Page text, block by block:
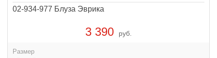
02-934-977 Блуза Эврика
3 390 руб.
Размер